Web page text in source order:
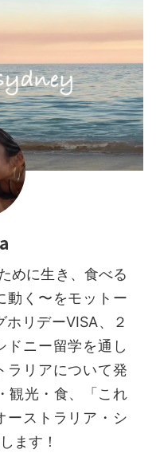
めに生き、食べる
動く〜をモットー
リデーVISA、２
ドニー留学を通し
ラリアについて発
観光・食、「これ
ーストラリア・シ
ます！